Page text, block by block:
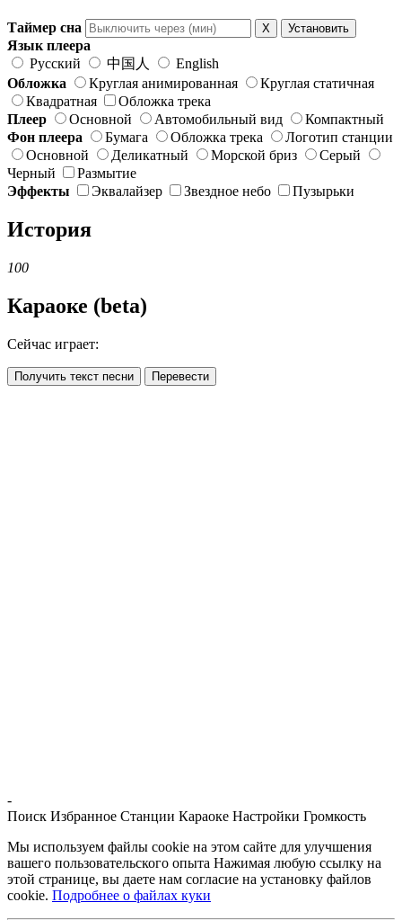
Таймер сна X Установить
Язык плеера
Русский
中国人
English
Обложка
Круглая анимированная
Круглая статичная
Квадратная
Обложка трека
Плеер
Основной Автомобильный вид
Компактный
Фон плеера
Бумага Обложка трека
Логотип станции
Основной
Деликатный Морской бриз
Серый
Черный
Размытие
Эффекты
Эквалайзер Звездное небо Пузырьки
История
100
Караоке (beta)
Сейчас играет:
Получить текст песни Перевести
-
Поиск Избранное Станции Караоке Настройки Громкость
Мы используем файлы cookie на этом сайте для улучшения
вашего пользовательского опыта Нажимая любую ссылку на
этой странице, вы даете нам согласие на установку файлов
cookie. Подробнее о файлах куки